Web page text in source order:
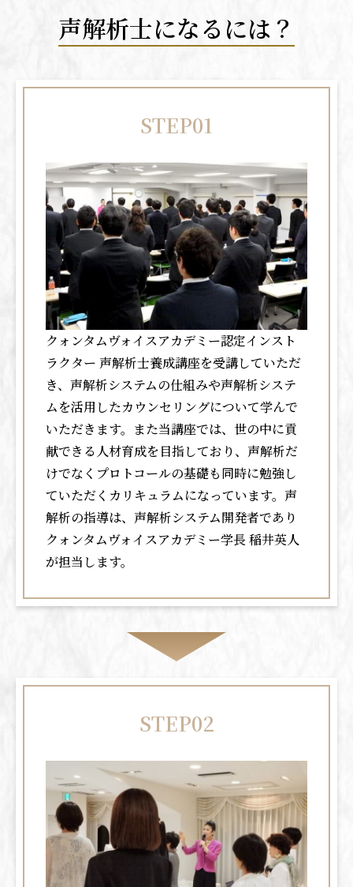
声解析士になるには？
STEP01
クォンタムヴォイスアカデミー認定インスト
ラクター 声解析士養成講座を受講していただ
き、声解析システムの仕組みや声解析システ
ムを活用したカウンセリングについて学んで
いただきます。また当講座では、世の中に貢
献できる人材育成を目指しており、声解析だ
けでなくプロトコールの基礎も同時に勉強し
ていただくカリキュラムになっています。声
解析の指導は、声解析システム開発者であり
クォンタムヴォイスアカデミー学長 稲井英人
が担当します。
STEP02